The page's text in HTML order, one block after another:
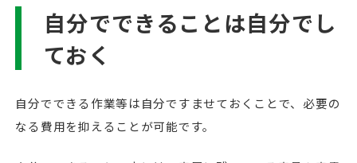
自分でできることは自分でし
ておく
自分でできる作業等は自分ですませておくことで、必要の
なる費用を抑えることが可能です。